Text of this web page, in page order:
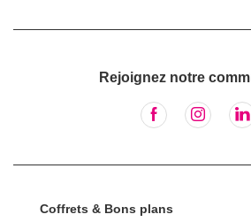
Rejoignez notre
Coffrets & Bons plans